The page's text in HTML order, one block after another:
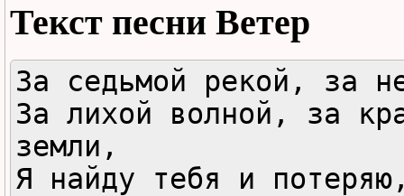
Текст песни Ветер
За седьмой рекой, за
За лихой волной, за
земли,
Я найду тебя и